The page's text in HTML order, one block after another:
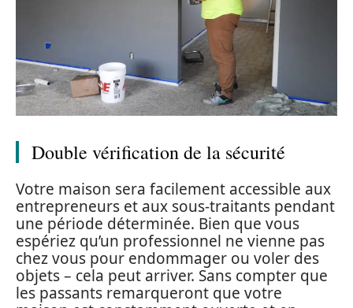
Double vérification de la sécurité
Votre maison sera facilement accessible aux
entrepreneurs et aux sous-traitants pendant
une période déterminée. Bien que vous
espériez qu’un professionnel ne vienne pas
chez vous pour endommager ou voler des
objets – cela peut arriver. Sans compter que
les passants remarqueront que votre